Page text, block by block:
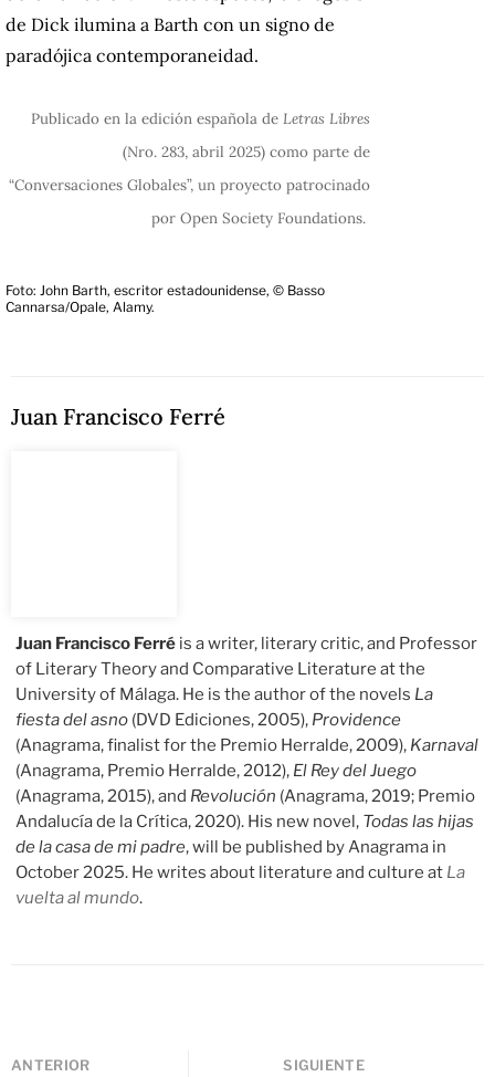
de Dick ilumina a Barth con un signo de
paradójica contemporaneidad.
Publicado en la edición española de Letras Libres
(Nro. 283, abril 2025) como parte de
“Conversaciones Globales”, un proyecto patrocinado
por Open Society Foundations.
Foto: John Barth, escritor estadounidense, © Basso
Cannarsa/Opale, Alamy.
Juan Francisco Ferré
Juan Francisco Ferré is a writer, literary critic, and Professor
of Literary Theory and Comparative Literature at the
University of Málaga. He is the author of the novels La
fiesta del asno (DVD Ediciones, 2005), Providence
(Anagrama, finalist for the Premio Herralde, 2009), Karnaval
(Anagrama, Premio Herralde, 2012), El Rey del Juego
(Anagrama, 2015), and Revolución (Anagrama, 2019; Premio
Andalucía de la Crítica, 2020). His new novel, Todas las hijas
de la casa de mi padre, will be published by Anagrama in
October 2025. He writes about literature and culture at La
vuelta al mundo.
ANTERIOR SIGUIENTE